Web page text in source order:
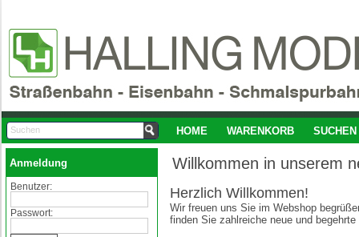
HOME WARENKORB SUCHEN
Anmeldung
Benutzer:
Passwort:
Willkommen in unserem
Herzlich Willkommen!
Wir freuen uns Sie im Webshop
finden Sie zahlreiche neue und